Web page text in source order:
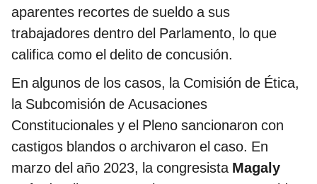
aparentes recortes de sueldo a sus
trabajadores dentro del Parlamento, lo que
califica como el delito de concusión.
En algunos de los casos, la Comisión de Ética,
la Subcomisión de Acusaciones
Constitucionales y el Pleno sancionaron con
castigos blandos o archivaron el caso. En
marzo del año 2023, la congresistaMagaly